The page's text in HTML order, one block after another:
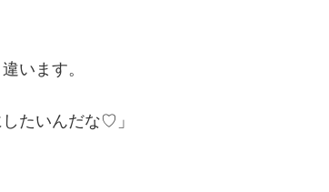
います。
たいんだな♡」